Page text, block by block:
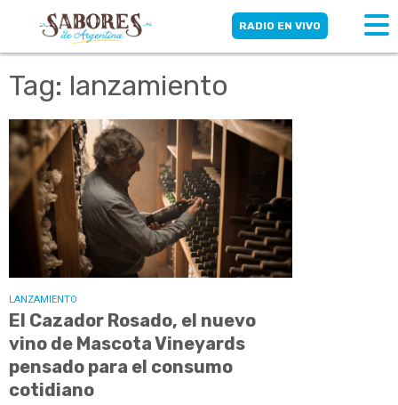
RADIO EN VIVO
Tag: lanzamiento
LANZAMIENTO
El Cazador Rosado, el nuevo
vino de Mascota Vineyards
pensado para el consumo
cotidiano